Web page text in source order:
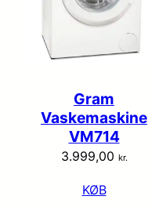
Gram
Vaskemaskine
VM714
3.999,00 kr.
KØB